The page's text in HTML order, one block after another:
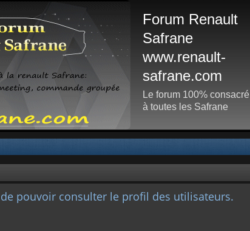
Forum Renault
Safrane
www.renault-
safrane.com
Le forum 100% consacré
à toutes les Safrane
pouvoir consulter le profil des utilisateurs.